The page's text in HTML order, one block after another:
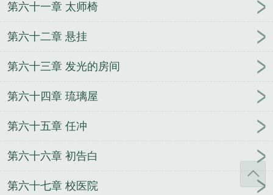
第六十一章 太师椅
第六十二章 悬挂
第六十三章 发光的房间
第六十四章 琉璃屋
第六十五章 任冲
第六十六章 初告白
第六十七章 校医院